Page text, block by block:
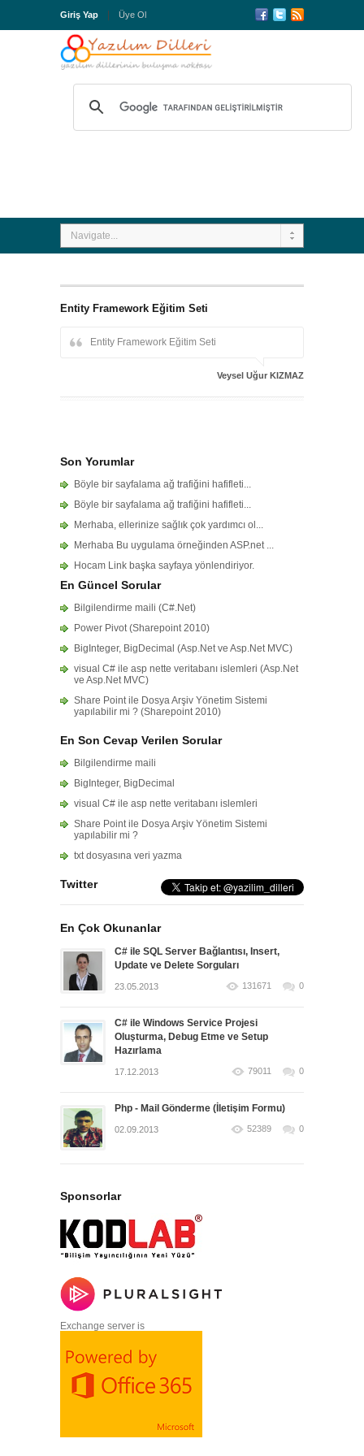
Giriş Yap Üye Ol
Navigate...
Entity Framework Eğitim Seti
Entity Framework Eğitim Seti
Veysel Uğur KIZMAZ
Son Yorumlar
Böyle bir sayfalama ağ trafiğini hafifleti...
Böyle bir sayfalama ağ trafiğini hafifleti...
Merhaba, ellerinize sağlık çok yardımcı ol...
Merhaba Bu uygulama örneğinden ASP.net ...
Hocam Link başka sayfaya yönlendiriyor.
En Güncel Sorular
Bilgilendirme maili (C#.Net)
Power Pivot (Sharepoint 2010)
BigInteger, BigDecimal (Asp.Net ve Asp.Net MVC)
visual C# ile asp nette veritabanı islemleri (Asp.Net
ve Asp.Net MVC)
Share Point ile Dosya Arşiv Yönetim Sistemi
yapılabilir mi ? (Sharepoint 2010)
En Son Cevap Verilen Sorular
Bilgilendirme maili
BigInteger, BigDecimal
visual C# ile asp nette veritabanı islemleri
Share Point ile Dosya Arşiv Yönetim Sistemi
yapılabilir mi ?
txt dosyasına veri yazma
Twitter
En Çok Okunanlar
C# ile SQL Server Bağlantısı, Insert,
Update ve Delete Sorguları
23.05.2013 131671 0
C# ile Windows Service Projesi
Oluşturma, Debug Etme ve Setup
Hazırlama
17.12.2013 79011 0
Php - Mail Gönderme (İletişim Formu)
02.09.2013 52389 0
Sponsorlar
Exchange server is